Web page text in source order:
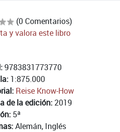
(0 Comentarios)
y valora este libro
9783831773770
1:875.000
Reise Know-How
de la edición:2019
5ª
Alemán, Inglés